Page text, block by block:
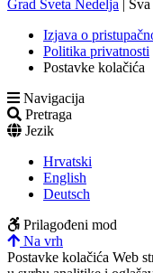
Grad Sveta Nedelja |
Izjava o
Politika privatnosti
Postavke kolačića
Navigacija
Pretraga
Jezik
Hrvatski
English
Deutsch
Prilagođeni mod
Na vrh
Postavke kolačića Web